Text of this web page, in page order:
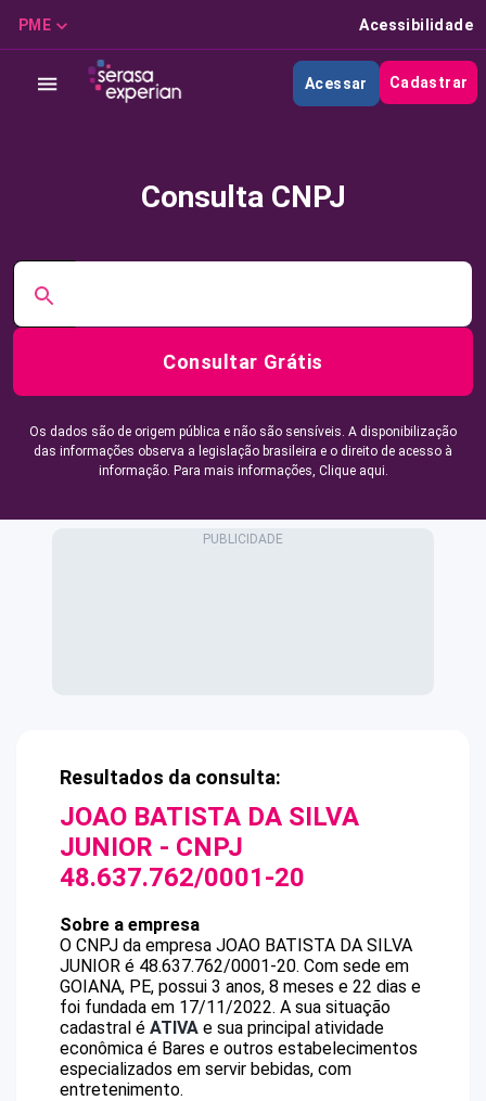
PME Acessibilidade
Acessar Cadastrar
Consulta CNPJ
Consultar Grátis
Os dados são de origem pública e não são sensíveis. A disponibilização
das informações observa a legislação brasileira e o direito de acesso à
informação. Para mais informações, Clique aqui.
Resultados da consulta:
JOAO BATISTA DA SILVA
JUNIOR - CNPJ
48.637.762/0001-20
Sobre a empresa
O CNPJ da empresa JOAO BATISTA DA SILVA
JUNIOR é 48.637.762/0001-20. Com sede em
GOIANA, PE, possui 3 anos, 8 meses e 22 dias e
foi fundada em 17/11/2022. A sua situação
cadastral é ATIVA e sua principal atividade
econômica é Bares e outros estabelecimentos
especializados em servir bebidas, com
entretenimento.